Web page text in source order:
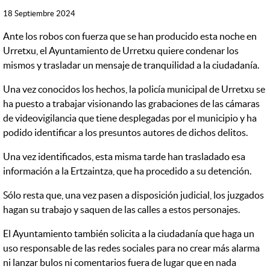
18 Septiembre 2024
Ante los robos con fuerza que se han producido esta noche en
Urretxu, el Ayuntamiento de Urretxu quiere condenar los
mismos y trasladar un mensaje de tranquilidad a la ciudadanía.
Una vez conocidos los hechos, la policía municipal de Urretxu se
ha puesto a trabajar visionando las grabaciones de las cámaras
de videovigilancia que tiene desplegadas por el municipio y ha
podido identificar a los presuntos autores de dichos delitos.
Una vez identificados, esta misma tarde han trasladado esa
información a la Ertzaintza, que ha procedido a su detención.
Sólo resta que, una vez pasen a disposición judicial, los juzgados
hagan su trabajo y saquen de las calles a estos personajes.
El Ayuntamiento también solicita a la ciudadanía que haga un
uso responsable de las redes sociales para no crear más alarma
ni lanzar bulos ni comentarios fuera de lugar que en nada